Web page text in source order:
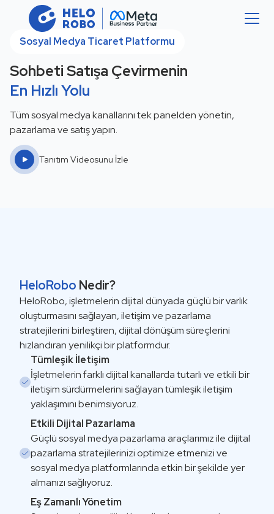
Sosyal Medya Ticaret Platformu
Sohbeti Satışa Çevirmenin
En Hızlı Yolu
Tüm sosyal medya kanallarını tek panelden yönetin,
pazarlama ve satış yapın.
Tanıtım Videosunu İzle
HeloRobo Nedir?
HeloRobo, işletmelerin dijital dünyada güçlü bir varlık
oluşturmasını sağlayan, iletişim ve pazarlama
stratejilerini birleştiren, dijital dönüşüm süreçlerini
hızlandıran yenilikçi bir platformdur.
Tümleşik İletişim
İşletmelerin farklı dijital kanallarda tutarlı ve etkili bir
iletişim sürdürmelerini sağlayan tümleşik iletişim
yaklaşımını benimsiyoruz.
Etkili Dijital Pazarlama
Güçlü sosyal medya pazarlama araçlarımız ile dijital
pazarlama stratejilerinizi optimize etmenizi ve
sosyal medya platformlarında etkin bir şekilde yer
almanızı sağlıyoruz.
Eş Zamanlı Yönetim